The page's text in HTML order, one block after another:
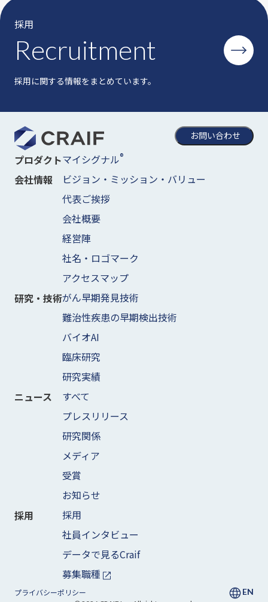
採用
Recruitment
採用に関する情報をまとめています。
お問い合わせ
プロダクトマイシグナル®
会社情報
ビジョン・ミッション・バリュー
代表ご挨拶
会社概要
経営陣
社名・ロゴマーク
アクセスマップ
研究・技術がん早期発見技術
難治性疾患の早期検出技術
バイオAI
臨床研究
研究実績
ニュース
すべて
プレスリリース
研究関係
メディア
受賞
お知らせ
採用
採用
社員インタビュー
データで見るCraif
募集職種
プライバシーポリシー EN